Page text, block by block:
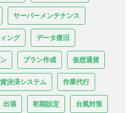
サーバーメンテナンス
ング データ復旧
プラン作成 仮想通貨
決済システム 作業代行
出張 初期設定 台風対策